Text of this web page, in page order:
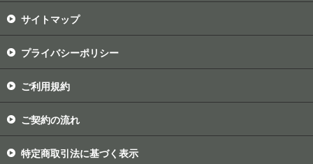
サイトマップ
プライバシーポリシー
ご利用規約
ご契約の流れ
特定商取引法に基づく表示